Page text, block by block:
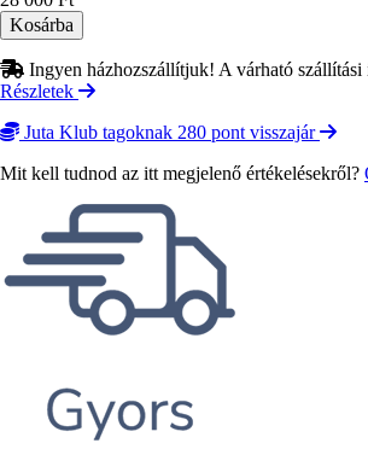
Ingyen házhozszállítjuk! A várható szállítási
Részletek
Juta Klub tagoknak 280 pont visszajár
Mit kell tudnod az itt megjelenő értékelésekről?